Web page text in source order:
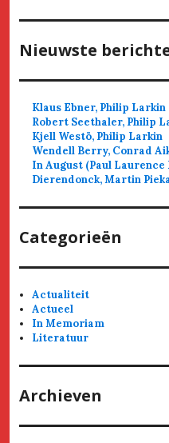
Nieuwste
Klaus Ebner, Philip Larkin
Robert Seethaler, Philip
Kjell Westö, Philip Larkin
Wendell Berry, Conrad
In August (Paul Laurence
Dierendonck, Martin
Categorieën
Actualiteit
Actueel
In Memoriam
Literatuur
Archieven